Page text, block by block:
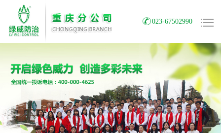
023-67502990